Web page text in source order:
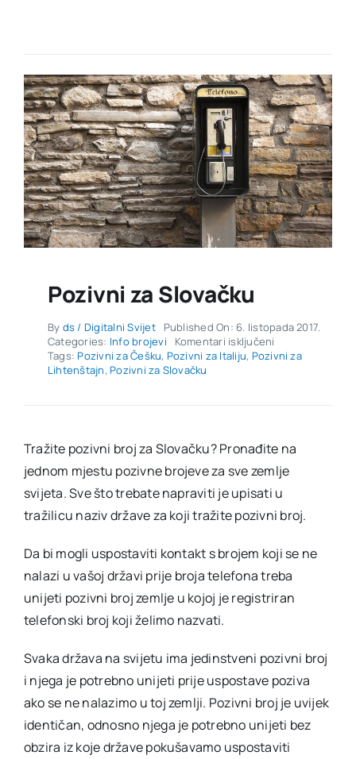
Pozivni za Slovačku
By ds / Digitalni Svijet
Published On: 6. listopada 2017.
Categories: Info brojevi Komentari isključeni
Pozivni
Tags:Pozivni za Češku, Pozivni za Italiju, Pozivni za
Lihtenštajn,Pozivni za Slovačku
Tražite pozivni broj za Slovačku? Pronađite na
jednom mjestu pozivne brojeve za sve zemlje
svijeta. Sve što trebate napraviti je upisati u
tražilicu naziv države za koji tražite pozivni broj.
Da bi mogli uspostaviti kontakt s brojem koji se ne
nalazi u vašoj državi prije broja telefona treba
unijeti pozivni broj zemlje u kojoj je registriran
telefonski broj koji želimo nazvati.
Svaka država na svijetu ima jedinstveni pozivni broj
i njega je potrebno unijeti prije uspostave poziva
ako se ne nalazimo u toj zemlji. Pozivni broj je uvijek
identičan, odnosno njega je potrebno unijeti bez
obzira iz koje države pokušavamo uspostaviti